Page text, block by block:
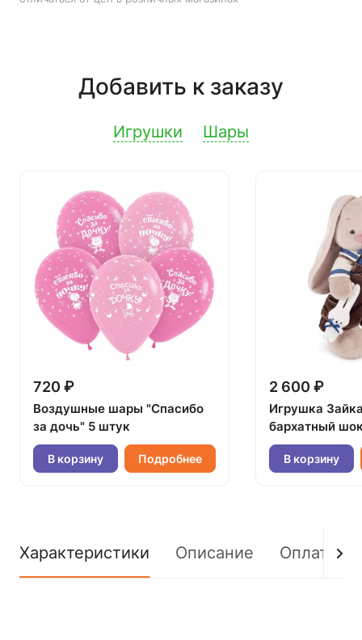
Добавить к заказу
Игрушки Шары
720 ₽
Воздушные шары "Спасибо
за дочь" 5 штук
В корзину Подробнее
2 600 ₽
Игрушка
бархатный
В корзину
Характеристики Описание Оплата